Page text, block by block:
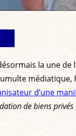
la une
d’une
de biens privés